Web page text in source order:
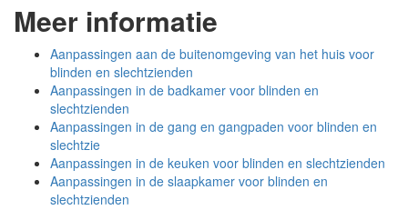
Meer informatie
Aanpassingen aan de buitenomgeving van het huis voor
blinden en slechtzienden
Aanpassingen in de badkamer voor blinden en
slechtzienden
Aanpassingen in de gang en gangpaden voor blinden en
slechtzie
Aanpassingen in de keuken voor blinden en slechtzienden
Aanpassingen in de slaapkamer voor blinden en
slechtzienden